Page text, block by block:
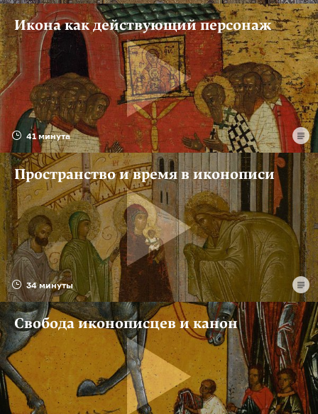
41 минута
Икона как действующий персонаж
34 минуты
Пространство и время в иконописи
Свобода иконописцев и канон